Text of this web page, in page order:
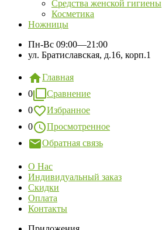
Средства женской гигиены
Косметика
Ножницы
Пн-Вс 09:00—21:00
ул. Братиславская, д.16, корп.1
Главная
0
Сравнение
0
Избранное
0
Просмотренное
Обратная связь
О Нас
Индивидуальный заказ
Скидки
Оплата
Контакты